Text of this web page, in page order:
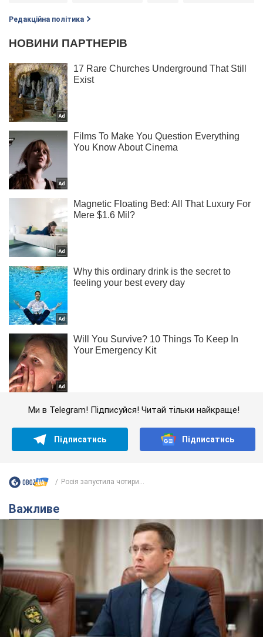
Редакційна політика
Ми в Telegram! Підписуйся! Читай тільки найкраще!
Підписатись Підписатись
Росія запустила чотири...
Важливе